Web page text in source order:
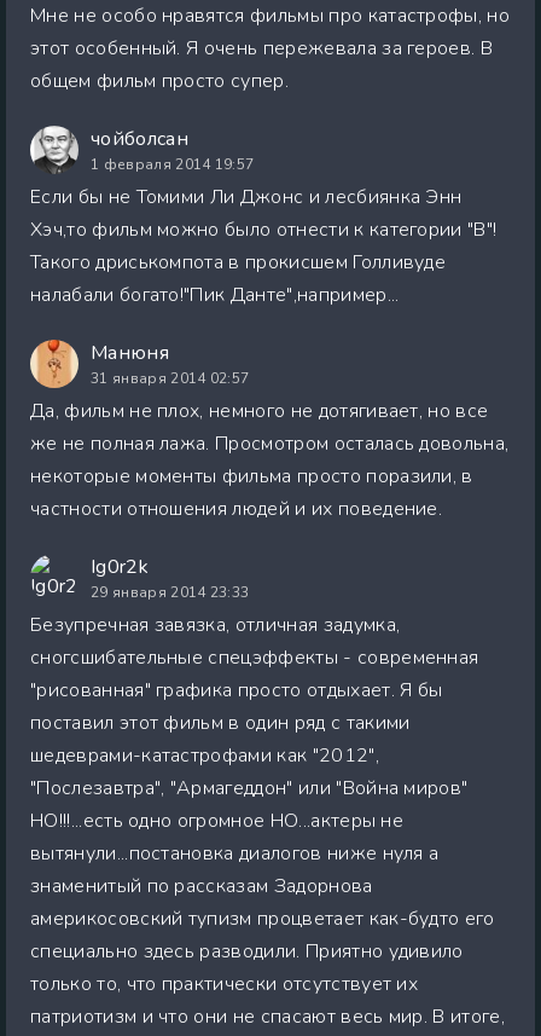
Мне не особо нравятся фильмы про катастрофы, но
этот особенный. Я очень пережевала за героев. В
общем фильм просто супер.
чойболсан
1 февраля 2014 19:57
Если бы не Томими Ли Джонс и лесбиянка Энн
Хэч,то фильм можно было отнести к категории "В"!
Такого дриськомпота в прокисшем Голливуде
налабали богато!"Пик Данте",например...
Манюня
31 января 2014 02:57
Да, фильм не плох, немного не дотягивает, но все
же не полная лажа. Просмотром осталась довольна,
некоторые моменты фильма просто поразили, в
частности отношения людей и их поведение.
Ig0r2k
29 января 2014 23:33
Безупречная завязка, отличная задумка,
сногсшибательные спецэффекты - современная
"рисованная" графика просто отдыхает. Я бы
поставил этот фильм в один ряд с такими
шедеврами-катастрофами как "2012",
"Послезавтра", "Армагеддон" или "Война миров"
НО!!!...есть одно огромное НО...актеры не
вытянули...постановка диалогов ниже нуля а
знаменитый по рассказам Задорнова
америкосовский тупизм процветает как-будто его
специально здесь разводили. Приятно удивило
только то, что практически отсутствует их
патриотизм и что они не спасают весь мир. В итоге,